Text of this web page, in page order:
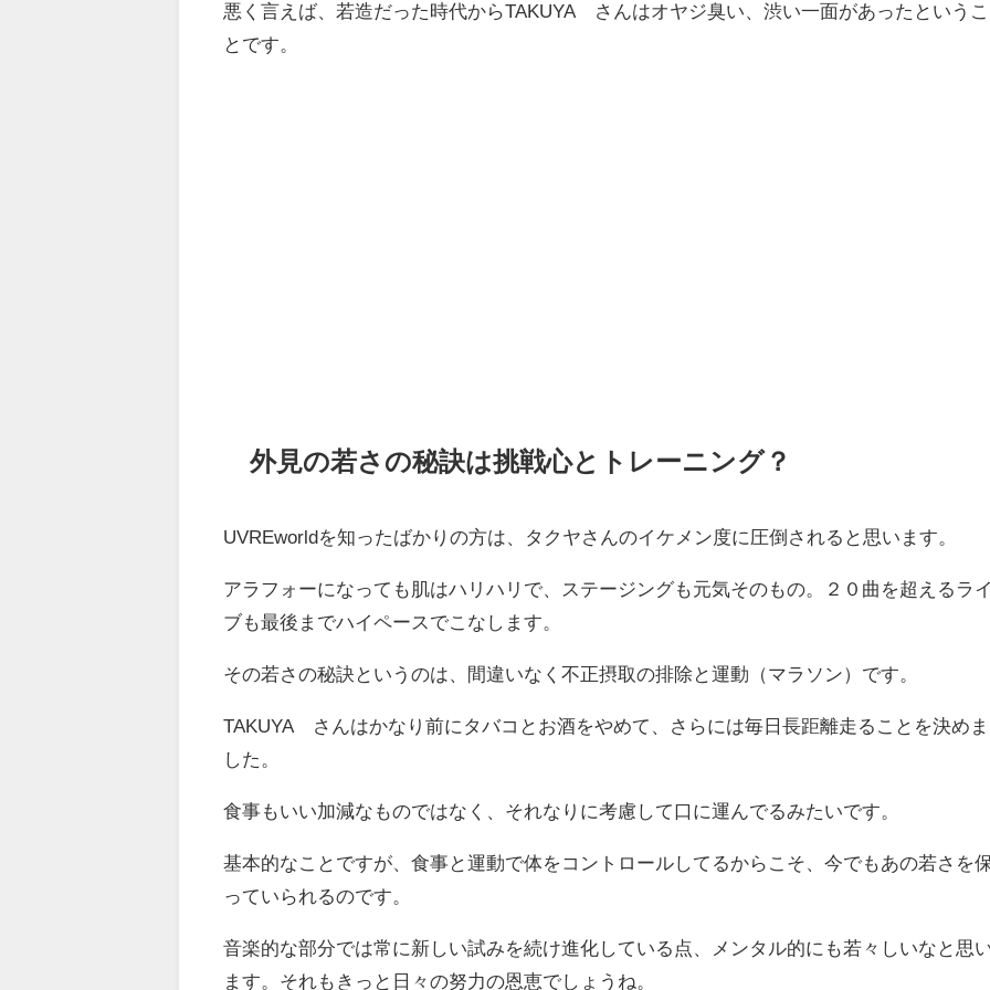
悪く言えば、若造だった時代からTAKUYA∞さんはオヤジ臭い、渋い一面があったというこ
とです。
外見の若さの秘訣は挑戦心とトレーニング？
UVREworldを知ったばかりの方は、タクヤさんのイケメン度に圧倒されると思います。
アラフォーになっても肌はハリハリで、ステージングも元気そのもの。２０曲を超えるライ
ブも最後までハイペースでこなします。
その若さの秘訣というのは、間違いなく不正摂取の排除と運動（マラソン）です。
TAKUYA∞さんはかなり前にタバコとお酒をやめて、さらには毎日長距離走ることを決めま
した。
食事もいい加減なものではなく、それなりに考慮して口に運んでるみたいです。
基本的なことですが、食事と運動で体をコントロールしてるからこそ、今でもあの若さを
っていられるのです。
音楽的な部分では常に新しい試みを続け進化している点、メンタル的にも若々しいなと思
ます。それもきっと日々の努力の恩恵でしょうね。